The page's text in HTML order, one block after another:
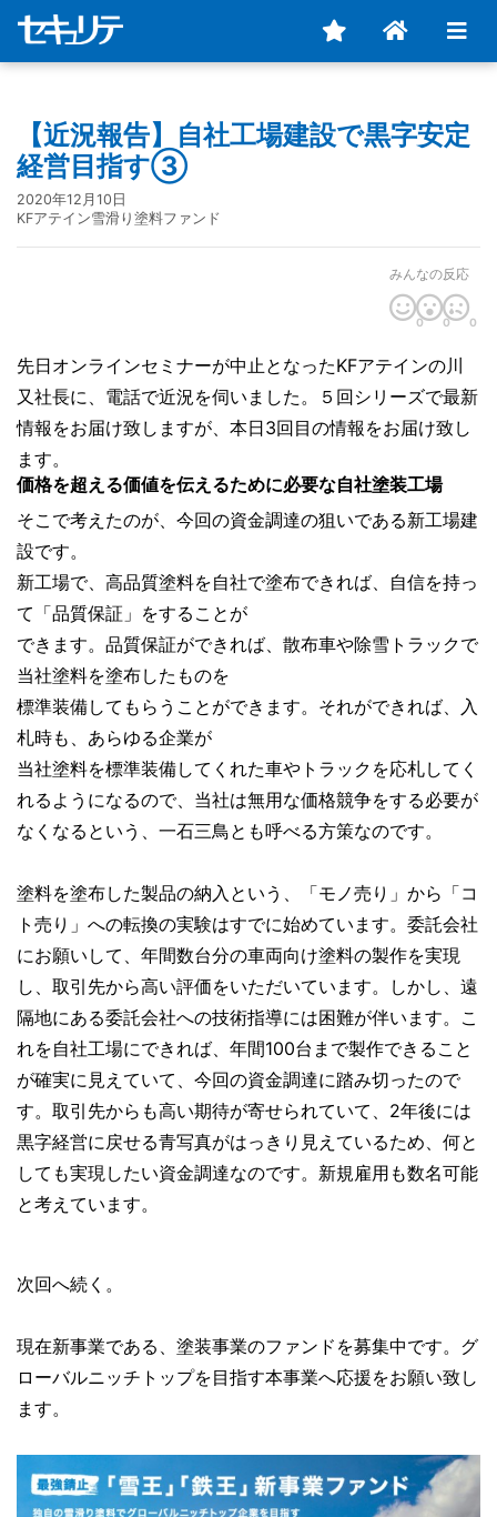
【近況報告】自社工場建設で黒字安定
経営目指す③
2020年12月10日
KFアテイン雪滑り塗料ファンド
みんなの反応
0 0 0
先日オンラインセミナーが中止となったKFアテインの川
又社長に、電話で近況を伺いました。５回シリーズで最新
情報をお届け致しますが、本日3回目の情報をお届け致し
ます。
価格を超える価値を伝えるために必要な自社塗装工場
そこで考えたのが、今回の資金調達の狙いである新工場建
設です。
新工場で、高品質塗料を自社で塗布できれば、自信を持っ
て「品質保証」をすることが
できます。品質保証ができれば、散布車や除雪トラックで
当社塗料を塗布したものを
標準装備してもらうことができます。それができれば、入
札時も、あらゆる企業が
当社塗料を標準装備してくれた車やトラックを応札してく
れるようになるので、当社は無用な価格競争をする必要が
なくなるという、一石三鳥とも呼べる方策なのです。
塗料を塗布した製品の納入という、「モノ売り」から「コ
ト売り」への転換の実験はすでに始めています。委託会社
にお願いして、年間数台分の車両向け塗料の製作を実現
し、取引先から高い評価をいただいています。しかし、遠
隔地にある委託会社への技術指導には困難が伴います。こ
れを自社工場にできれば、年間100台まで製作できること
が確実に見えていて、今回の資金調達に踏み切ったので
す。取引先からも高い期待が寄せられていて、2年後には
黒字経営に戻せる青写真がはっきり見えているため、何と
しても実現したい資金調達なのです。新規雇用も数名可能
と考えています。
次回へ続く。
現在新事業である、塗装事業のファンドを募集中です。グ
ローバルニッチトップを目指す本事業へ応援をお願い致し
ます。